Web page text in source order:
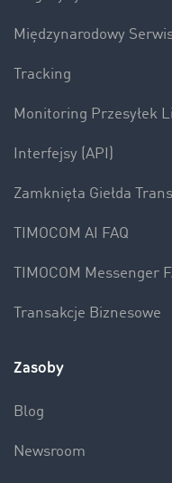
Międzynarodowy
Tracking
Monitoring Przesyłek
Interfejsy (API)
Zamknięta Giełda
TIMOCOM AI FAQ
TIMOCOM Messenger
Transakcje Biznesowe
Zasoby
Blog
Newsroom